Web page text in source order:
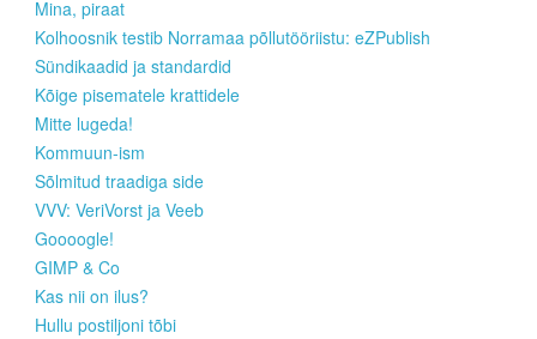
Mina, piraat
Kolhoosnik testib Norramaa põllutööriistu: eZPublish
Sündikaadid ja standardid
Kõige pisematele krattidele
Mitte lugeda!
Kommuun-ism
Sõlmitud traadiga side
VVV: VeriVorst ja Veeb
Goooogle!
GIMP & Co
Kas nii on ilus?
Hullu postiljoni tõbi